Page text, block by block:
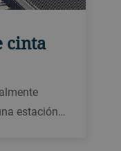
cinta
estación